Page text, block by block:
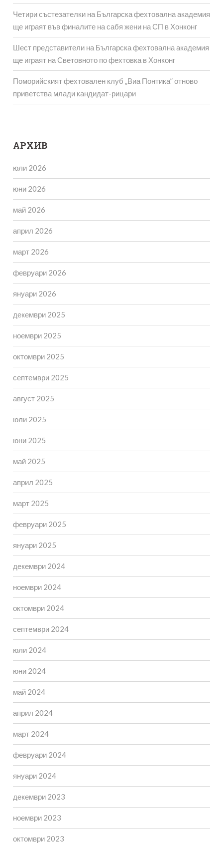
Четири състезателки на Българска фехтовална академия
ще играят във финалите на сабя жени на СП в Хонконг
Шест представители на Българска фехтовална академия
ще играят на Световното по фехтовка в Хонконг
Поморийският фехтовален клуб „Виа Понтика” отново
приветства млади кандидат-рицари
АРХИВ
юли 2026
юни 2026
май 2026
април 2026
март 2026
февруари 2026
януари 2026
декември 2025
ноември 2025
октомври 2025
септември 2025
август 2025
юли 2025
юни 2025
май 2025
април 2025
март 2025
февруари 2025
януари 2025
декември 2024
ноември 2024
октомври 2024
септември 2024
юли 2024
юни 2024
май 2024
април 2024
март 2024
февруари 2024
януари 2024
декември 2023
ноември 2023
октомври 2023